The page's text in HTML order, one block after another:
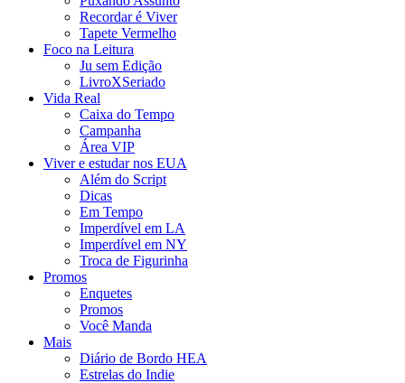
Recordar é Viver
Tapete Vermelho
Foco na Leitura
Ju sem Edição
LivroXSeriado
Vida Real
Caixa do Tempo
Campanha
Área VIP
Viver e estudar nos EUA
Além do Script
Dicas
Em Tempo
Imperdível em LA
Imperdível em NY
Troca de Figurinha
Promos
Enquetes
Promos
Você Manda
Mais
Diário de Bordo HEA
Estrelas do Indie